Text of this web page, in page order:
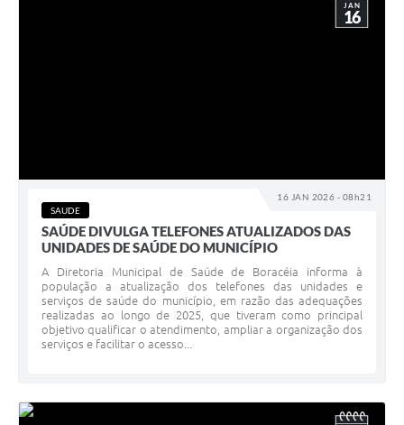
16 JAN 2026 - 08h21
JAN
16
SAUDE
SAÚDE DIVULGA TELEFONES ATUALIZADOS DAS
UNIDADES DE SAÚDE DO MUNICÍPIO
A Diretoria Municipal de Saúde de Boracéia informa à
população a atualização dos telefones das unidades e
serviços de saúde do município, em razão das adequações
realizadas ao longo de 2025, que tiveram como principal
objetivo qualificar o atendimento, ampliar a organização dos
serviços e facilitar o acesso...